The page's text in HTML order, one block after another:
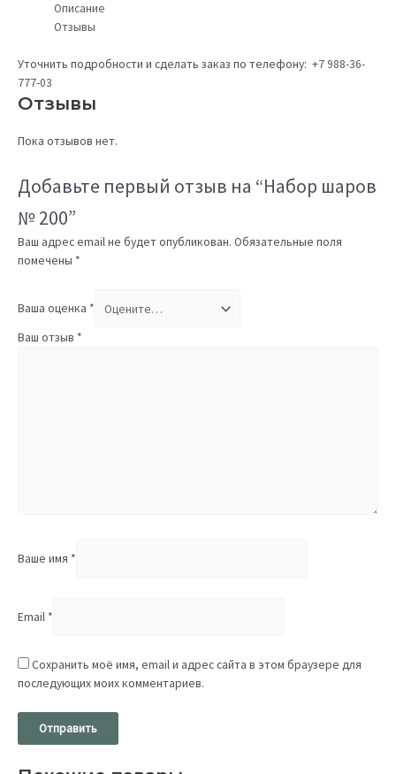
Описание
Отзывы
Уточнить подробности и сделать заказ по телефону: +7 988-36-
777-03
Отзывы
Пока отзывов нет.
Добавьте первый отзыв на “Набор шаров
№ 200”
Ваш адрес email не будет опубликован. Обязательные поля
помечены *
Ваша оценка *
Ваш отзыв *
Ваше имя *
Email *
Сохранить моё имя, email и адрес сайта в этом браузере для
последующих моих комментариев.